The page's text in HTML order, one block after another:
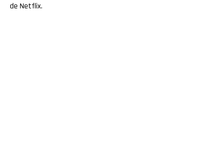
de Netflix.